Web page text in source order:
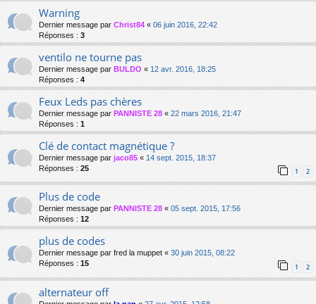
Warning
Dernier message par Christ84 « 06 juin 2016, 22:42
Réponses : 3
ventilo ne tourne pas
Dernier message par BULDO « 12 avr. 2016, 18:25
Réponses : 4
Feux Leds pas chères
Dernier message par PANNISTE 28 « 22 mars 2016, 21:47
Réponses : 1
Clé de contact magnétique ?
Dernier message par jaco85 « 14 sept. 2015, 18:37
Réponses : 25 1 2
Plus de code
Dernier message par PANNISTE 28 « 05 sept. 2015, 17:56
Réponses : 12
plus de codes
Dernier message par fred la muppet « 30 juin 2015, 08:22
Réponses : 15 1 2
alternateur off